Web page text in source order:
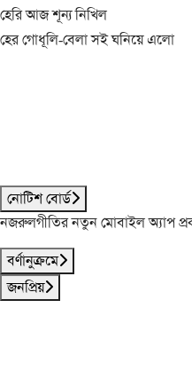
হেরি আজ শূন্য নিখিল
হের গোধূলি-বেলা সই ঘনিয়ে এলো
নোটিশ বোর্ড
নজরুলগীতির নতুন মোবাইল অ্যাপ
বর্ণানুক্রমে
জনপ্রিয়